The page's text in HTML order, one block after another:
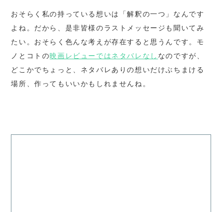
おそらく私の持っている想いは「解釈の一つ」なんです
よね。だから、是非皆様のラストメッセージも聞いてみ
たい。おそらく色んな考えが存在すると思うんです。モ
ノとコトの映画レビューではネタバレなし なのですが、
どこかでちょっと、ネタバレありの想いだけぶちまける
場所、作ってもいいかもしれませんね。